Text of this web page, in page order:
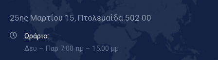
25ης Μαρτίου 15, Πτολεμαΐδα 502 00
Ωράριο:
Δευ – Παρ 7.00 πμ – 15.00 μμ